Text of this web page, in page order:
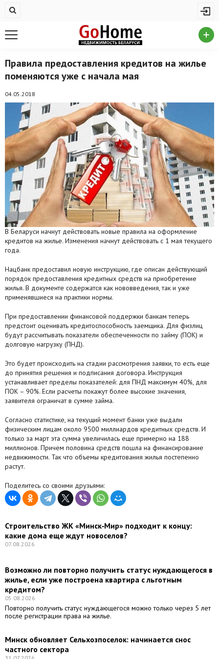
Купить квартиру
На сутки
Новостройки
Дома/коттеджи/участки
Комерческая недвижимость
Продажа коммерческой недвижимости
Аренда коммерческой недвижимости
Другие разделы
Новости
Агентства
Ремонт квартир
Грузовое такси
Способы оплаты
Реклама на сайте
Правила предоставления кредитов на жилье
поменяются уже с начала мая
04.05.2018
В Беларуси начнут действовать новые правила на оформление
кредитов на жилье. Изменения начнут действовать с 1 мая текущего
года.
Нацбанк предоставил новую инструкцию, где описан действующий
порядок предоставления кредитных средств на приобретение
жилья. В документе содержатся как нововведения, так и уже
применявшиеся на практики нормы.
При предоставлении финансовой поддержки банкам теперь
предстоит оценивать кредитоспособность заемщика. Для физлиц
будут рассчитывать показатели обеспеченности по займу (ПОК) и
долговую нагрузку (ПНД).
Это будет происходить на стадии рассмотрения заявки, то есть еще
до принятия решения и подписания договора. Инструкция
устанавливает пределы показателей: для ПНД максимум 40%, для
ПОК – 90%. Если расчеты покажут более высокие значения,
заявителя ограничат в сумме займа.
Согласно статистике, на текущий момент банки уже выдали
физическим лицам около 9500 миллиардов кредитных средств. И
только за март эта сумма увеличилась еще примерно на 188
миллионов. Причем половина средств пошла на финансирование
недвижимости. Так что объемы кредитования жилья постепенно
растут.
Поделитесь со своими друзьями:
Строительство ЖК «Минск‑Мир» подходит к концу:
какие дома еще ждут новоселов?
07.08.2026
Возможно ли повторно получить статус нуждающегося в
жилье, если уже построена квартира с льготным
кредитом?
05.08.2026
Повторно получить статус нуждающегося можно только через 5 лет
после регистрации права на жилье.
Минск обновляет Сельхозпоселок: начинается снос
частного сектора